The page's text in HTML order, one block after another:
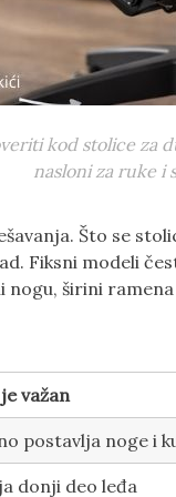
kod stolice za
nasloni za ruke i
Što se
Fiksni modeli
širini
važan
postavlja noge i
donji deo leđa